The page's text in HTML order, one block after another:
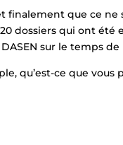
finalement que ce ne
dossiers qui ont
sur le temps
qu’est-ce que